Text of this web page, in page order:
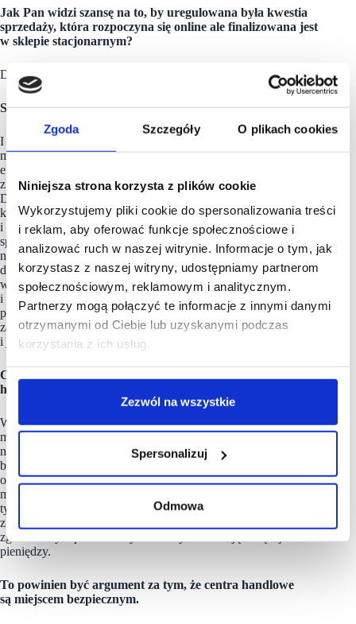
Zgoda Szczegóły O plikach cookies
Niniejsza strona korzysta z plików cookie
Wykorzystujemy pliki cookie do spersonalizowania treści
i reklam, aby oferować funkcje społecznościowe i
analizować ruch w naszej witrynie. Informacje o tym, jak
korzystasz z naszej witryny, udostępniamy partnerom
społecznościowym, reklamowym i analitycznym.
Partnerzy mogą połączyć te informacje z innymi danymi
otrzymanymi od Ciebie lub uzyskanymi podczas
korzystania z ich usług.
Zezwól na wszystkie
Spersonalizuj
Odmowa
Jak Pan widzi szansę na to, by uregulowana była kwestia
sprzedaży, która rozpoczyna się online ale finalizowana jest
w sklepie stacjonarnym?
Do tego dochodzą jeszcze zwroty.
Szczególnie po lockdownach…
I to jest dla nas duży problem. Podczas lockdownu
my utrzymujemy centra handlowe, nie dostajemy opłat
eksploatacyjnych, a biznes mimo obostrzeń się rozwija
z wykorzystaniem infrastruktury obiektów handlowych.
Dlatego głęboko zastanawiamy się nad tym. Pierwszym
krokiem są audyty, które poza Polską są praktykowane
i nie widzę powodu, by u nas nie było podobnie. Obecnie taka
sprzedaż odbywa się kompletnie poza nami, ale jednak kosztem
naszych zasobów np. ekip sprzątających. A jeśli dołożymy
do tego pomysły z czynszem od obrotów, w który nie jest
wliczany e-commerce, to cały model funkcjonowania
i finansowania centrów handlowych przestaje istnieć. Trzeba
pamiętać, że centra handlowe powstawały w oparciu o twarde
założenia biznesowe bazujące na zewnętrznym finansowaniu
i jeśli dzisiaj je zmienimy, to będziemy mieli chaos.
Czy po zakończeniu pandemii ruch w centrach
handlowych wróci do poziomów sprzed kryzysu?
W krótkim okresie wątpię. Ale to nie znaczy, że nie będziemy
mogli normalnie działać. Prawdopodobnie pozwoli nam
na to większa konwersja. Proszę zwrócić uwagę na to, jak
bardzo zmieniły się nasze przyzwyczajenia. Ciekawe są wyniki
ostatnich miesięcy przed obecnym lockdownem. W większych
miastach footfall spadał nawet o 40 procent, natomiast obroty
tylko o 20 procent. Do centrów handlowych idziemy
z konkretnym planem zakupów. Wchodzimy, kupujemy
zgodnie z tym planem i wychodzimy zostawiając więcej
pieniędzy.
To powinien być argument za tym, że centra handlowe
są miejscem bezpiecznym.